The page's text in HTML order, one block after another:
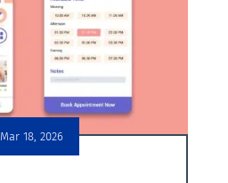
Mar 18, 2026